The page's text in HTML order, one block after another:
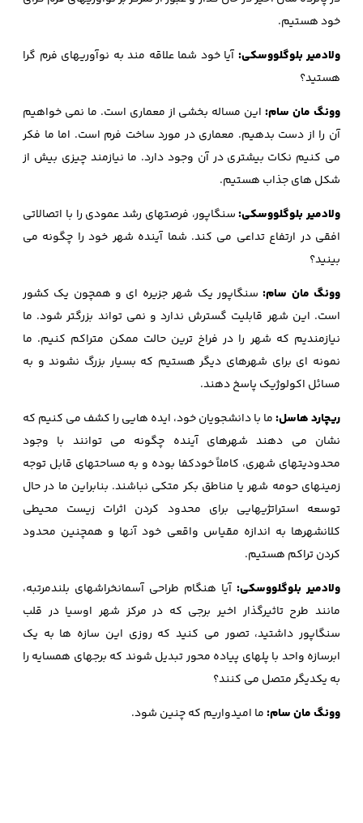
خود هستیم.
ولادمیر بلوگلووسکی:آیا خود شما علاقه مند به نوآوریهای فرم گرا
هستید؟
وونگ مان سام:این مساله بخشی از معماری است. ما نمی خواهیم
آن را از دست بدهیم. معماری در مورد ساخت فرم است. اما ما فکر
می کنیم نکات بیشتری در آن وجود دارد. ما نیازمند چیزی بیش از
شکل های جذاب هستیم.
ولادمیر بلوگلووسکی:سنگاپور، فرصتهای رشد عمودی را با اتصالاتی
افقی در ارتفاع تداعی می کند. شما آینده شهر خود را چگونه می
بینید؟
وونگ مان سام:سنگاپور یک شهر جزیره ای و همچون یک کشور
است. این شهر قابلیت گسترش ندارد و نمی تواند بزرگتر شود. ما
نیازمندیم که شهر را در فراخ ترین حالت ممکن متراکم کنیم. ما
نمونه ای برای شهرهای دیگر هستیم که بسیار بزرگ نشوند و به
مسائل اکولوژیک پاسخ دهند.
ریچارد هاسل:ما با دانشجویان خود، ایده هایی را کشف می کنیم که
نشان می دهند شهرهای آینده چگونه می توانند با وجود
محدودیتهای شهری، کاملاً خودکفا بوده و به مساحتهای قابل توجه
زمینهای حومه شهر یا مناطق بکر متکی نباشند. بنابراین ما در حال
توسعه استراتژیهایی برای محدود کردن اثرات زیست محیطی
کلانشهرها به اندازه مقیاس واقعی خود آنها و همچنین محدود
کردن تراکم هستیم.
ولادمیر بلوگلووسکی: آیا هنگام طراحی آسمانخراشهای بلندمرتبه،
مانند طرح تاثیرگذار اخیر برجی که در مرکز شهر اوسیا در قلب
سنگاپور داشتید، تصور می کنید که روزی این سازه ها به یک
ابرسازه واحد با پلهای پیاده محور تبدیل شوند که برجهای همسایه را
به یکدیگر متصل می کنند؟
وونگ مان سام:ما امیدواریم که چنین شود.